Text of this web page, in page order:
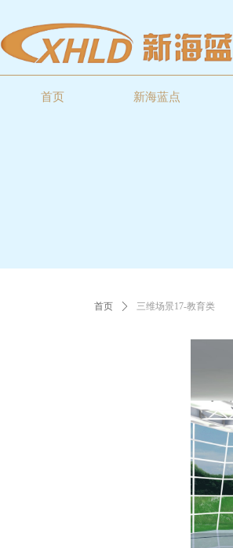
首页 新海蓝点
首页 ꄲ 三维场景17-教育类